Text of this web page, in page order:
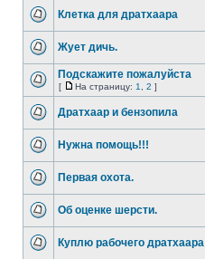
Клетка для дратхаара
Жует дичь.
Подскажите пожалуйста
[ На страницу: 1 2 ]
Дратхаар и бензопила
Нужна помощь!!!
Первая охота.
Об оценке шерсти.
Куплю рабочего дратхаара